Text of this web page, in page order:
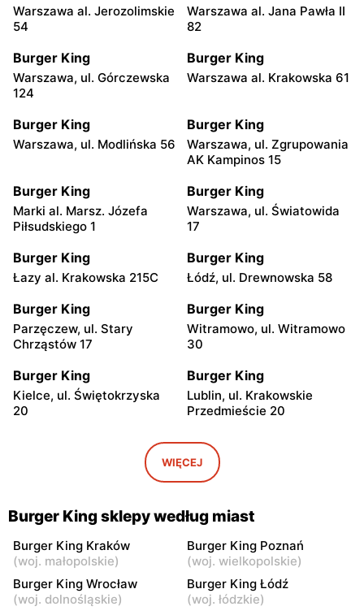
Warszawa al. Jerozolimskie
54
Warszawa al. Jana Pawła II
82
Burger King
Warszawa, ul. Górczewska
124
Burger King
Warszawa al. Krakowska 61
Burger King
Warszawa, ul. Modlińska 56
Burger King
Warszawa, ul. Zgrupowania
AK Kampinos 15
Burger King
Marki al. Marsz. Józefa
Piłsudskiego 1
Burger King
Warszawa, ul. Światowida
17
Burger King
Łazy al. Krakowska 215C
Burger King
Łódź, ul. Drewnowska 58
Burger King
Parzęczew, ul. Stary
Chrząstów 17
Burger King
Witramowo, ul. Witramowo
30
Burger King
Kielce, ul. Świętokrzyska
20
Burger King
Lublin, ul. Krakowskie
Przedmieście 20
Lublin al. Unii Lubelskiej 2
Burger King
Otłoczyn, ul. MOP Otłoczyn
Wschód 1
Burger King
Otłoczyn, ul. MOP Otłoczyn
Zachód 1
Burger King
Ostróda, ul. Plebiscytowa 3
Burger King
Bydgoszcz, ul. Jagiellońska
39-47
Burger King
Kierzno, ul. Kierzno 150
WIĘCEJ
Burger King sklepy według miast
Burger King Kraków
(woj. małopolskie)
Burger King Poznań
(woj. wielkopolskie)
Burger King Wrocław
(woj. dolnośląskie)
Burger King Łódź
(woj. łódzkie)